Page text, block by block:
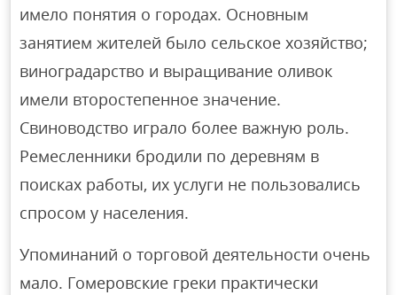
имело понятия о городах. Основным
занятием жителей было сельское хозяйство;
виноградарство и выращивание оливок
имели второстепенное значение.
Свиноводство играло более важную роль.
Ремесленники бродили по деревням в
поисках работы, их услуги не пользовались
спросом у населения.
Упоминаний о торговой деятельности очень
мало. Гомеровские греки практически